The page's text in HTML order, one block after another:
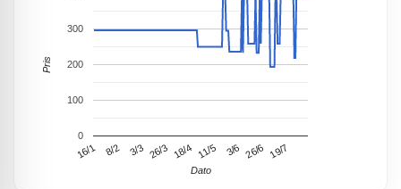
16/1 8/2 3/3 26/3 18/4 11/5 3/6 26/6 19/7
0
100
200
300
Dato
Pris